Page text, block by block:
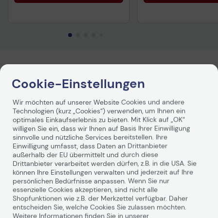
Die Original HP TerraJet Tonerkartuschen und
Verpackungen der nächsten Generation sind so
konzipiert, dass sie im Vergleich zur
Vorgängergeneration eine bessere CO2-Bilanz, weniger
neuen Kunststoff und einen geringeren Energieverbrauch
aufweisen. Das innovative Tonerpartikel-Design
ermöglicht eine effizientere Tonernutzung, für eine
herausragende Druckqualität und höhere
Druckgeschwindigkeiten. Und HP TerraJet
Tonerkartuschen bieten Sicherheit durch
manipulationssichere Chips, Firmware und Verpackung
sowie geschützte Lieferketten-Integrität.
Weiterlesen
Cookie-Einstellungen
Wir möchten auf unserer Website Cookies und andere
Technologien (kurz „Cookies“) verwenden, um Ihnen ein
optimales Einkaufserlebnis zu bieten. Mit Klick auf „OK“
willigen Sie ein, dass wir Ihnen auf Basis Ihrer Einwilligung
sinnvolle und nützliche Services bereitstellen. Ihre
Einwilligung umfasst, dass Daten an Drittanbieter
außerhalb der EU übermittelt und durch diese
Drittanbieter verarbeitet werden dürfen, z.B. in die USA. Sie
können Ihre Einstellungen verwalten und jederzeit auf Ihre
persönlichen Bedürfnisse anpassen. Wenn Sie nur
essenzielle Cookies akzeptieren, sind nicht alle
Shopfunktionen wie z.B. der Merkzettel verfügbar. Daher
entscheiden Sie, welche Cookies Sie zulassen möchten.
Weitere Informationen finden Sie in unserer